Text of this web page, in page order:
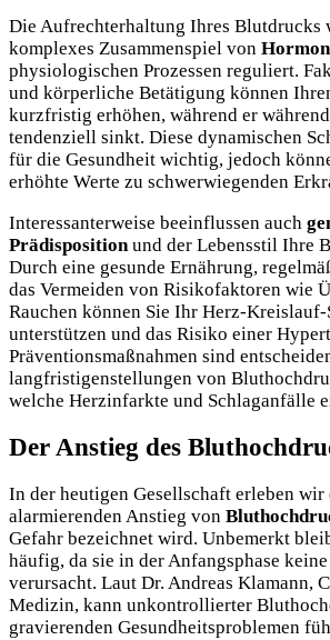
Die Aufrechterhaltung Ihres Blutdrucks
komplexes Zusammenspiel von
physiologischen Prozessen reguliert.
und körperliche Betätigung können
kurzfristig erhöhen, während er
tendenziell sinkt. Diese dynamischen
für die Gesundheit wichtig, jedoch
erhöhte Werte zu schwerwiegenden
Interessanterweise beeinflussen auch
Prädispositionund der Lebensstil Ihre
Durch eine gesunde Ernährung,
das Vermeiden von Risikofaktoren wie
Rauchen können Sie Ihr Herz-
unterstützen und das Risiko einer
Präventionsmaßnahmen sind
langfristigenstellungen von
welche Herzinfarkte und Schlaganfälle
Der Anstieg des
In der heutigen Gesellschaft erleben wir
alarmierenden Anstieg von
Gefahr bezeichnet wird. Unbemerkt
häufig, da sie in der Anfangsphase keine
verursacht. Laut Dr. Andreas Klamann,
Medizin, kann unkontrollierter
gravierenden Gesundheitsproblemen